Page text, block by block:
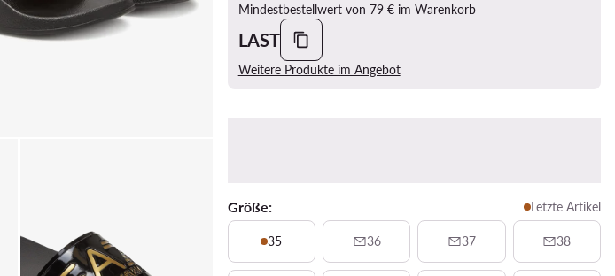
Mindestbestellwert von 79 € im Warenkorb
LAST
Weitere Produkte im Angebot
Größe: Letzte Artikel
35 36 37 38